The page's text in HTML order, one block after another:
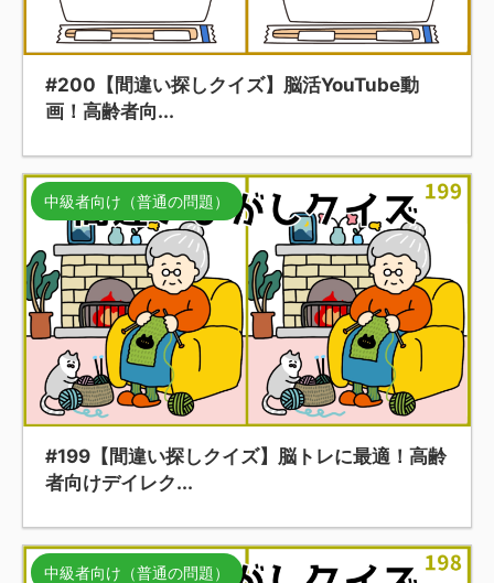
#200【間違い探しクイズ】脳活YouTube動
画！高齢者向...
中級者向け（普通の問題）
#199【間違い探しクイズ】脳トレに最適！高齢
者向けデイレク...
中級者向け（普通の問題）